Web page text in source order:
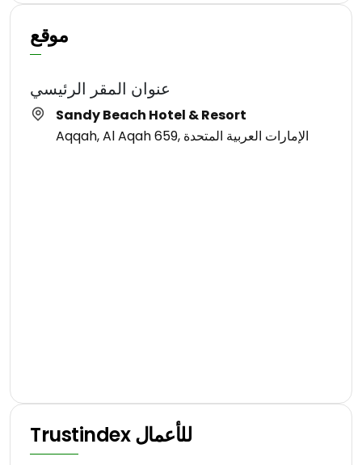
موقع
عنوان المقر الرئيسي
Sandy Beach Hotel & Resort
Aqqah, Al Aqah 659, الإمارات العربية المتحدة
Trustindex للأعمال